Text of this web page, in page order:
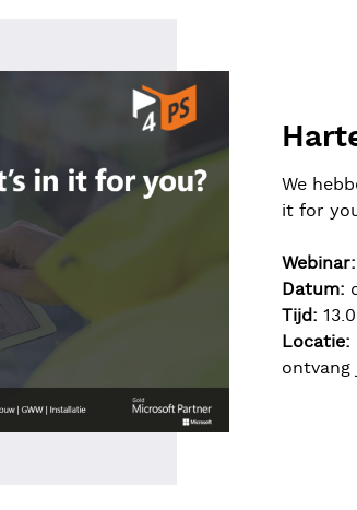
We
it for
Datum:
Tijd:
Locatie:
ontvang